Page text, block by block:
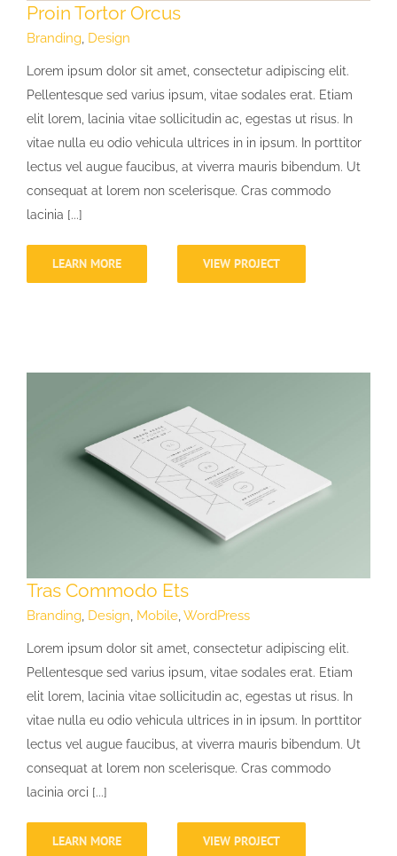
Proin Tortor Orcus
Branding, Design
Lorem ipsum dolor sit amet, consectetur adipiscing elit.
Pellentesque sed varius ipsum, vitae sodales erat. Etiam
elit lorem, lacinia vitae sollicitudin ac, egestas ut risus. In
vitae nulla eu odio vehicula ultrices in in ipsum. In porttitor
lectus vel augue faucibus, at viverra mauris bibendum. Ut
consequat at lorem non scelerisque. Cras commodo
lacinia [...]
LEARN MORE VIEW PROJECT
Tras Commodo Ets
Branding, Design, Mobile,WordPress
Lorem ipsum dolor sit amet, consectetur adipiscing elit.
Pellentesque sed varius ipsum, vitae sodales erat. Etiam
elit lorem, lacinia vitae sollicitudin ac, egestas ut risus. In
vitae nulla eu odio vehicula ultrices in in ipsum. In porttitor
lectus vel augue faucibus, at viverra mauris bibendum. Ut
consequat at lorem non scelerisque. Cras commodo
lacinia orci [...]
LEARN MORE VIEW PROJECT